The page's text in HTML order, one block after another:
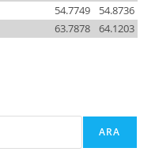
54.8736
54.7749
64.1203
63.7878
ARA